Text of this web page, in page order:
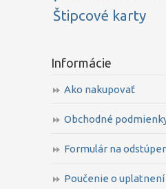
Štipcové karty
Informácie
Ako nakupovať
Obchodné
Formulár na
Poučenie o